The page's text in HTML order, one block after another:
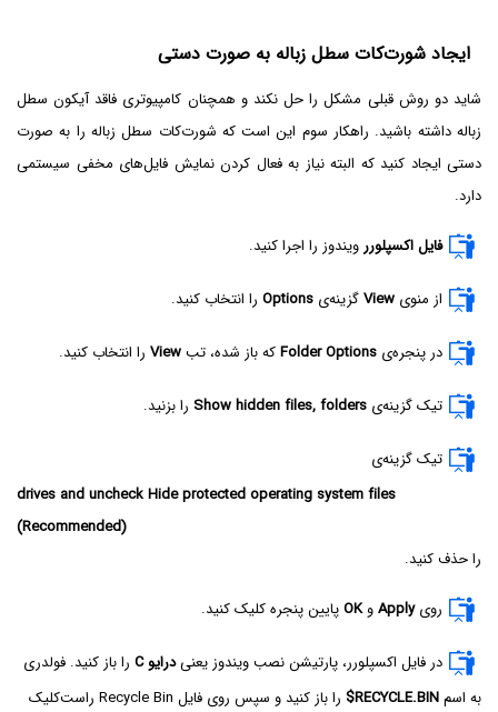
ایجاد شورت‌کات سطل زباله به صورت دستی
شاید دو روش قبلی مشکل را حل نکند و همچنان کامپیوتری فاقد آیکون سطل
زباله داشته باشید. راهکار سوم این است که شورت‌کات سطل زباله را به صورت
دستی ایجاد کنید که البته نیاز به فعال کردن نمایش فایل‌های مخفی سیستمی
دارد.
فایل اکسپلوررویندوز را اجرا کنید.
از منوی Viewگزینه‌ی Options را انتخاب کنید.
در پنجره‌ی Folder Optionsکه باز شده، تبView را انتخاب کنید.
تیک گزینه‌ی Show hidden files, folders را بزنید.
تیک گزینه‌ی
drives and uncheck Hide protected operating system files
(Recommended)
را حذف کنید.
رویApplyوOKپایین پنجره کلیک کنید.
در فایل اکسپلورر، پارتیشن نصب ویندوز یعنیدرایو C
را باز کنید. فولدری
به اسم$RECYCLE.BIN
را باز کنید و سپس روی فایل Recycle Bin راست‌کلیک